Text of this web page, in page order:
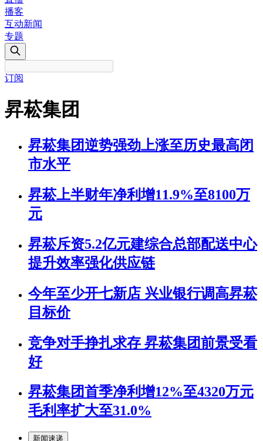
播客
互动新闻
专题
订阅
昇菘集团
昇菘集团逆势强劲上涨至历史最高闭
市水平
昇菘上半财年净利增11.9%至8100万
元
昇菘斥资5.2亿元建综合总部配送中心
提升效率强化供应链
今年至少开七新店 兴业银行调高昇菘
目标价
竞争对手挣扎求存 昇菘集团前景受看
好
昇菘集团首季净利增12%至4320万元
毛利率扩大至31.0%
新闻速递